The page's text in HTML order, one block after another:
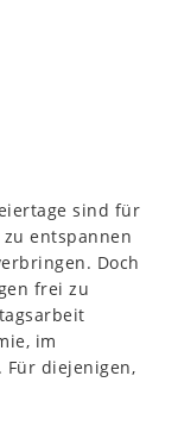
sind für
entspannen
Doch
frei zu
im
Für diejenigen,